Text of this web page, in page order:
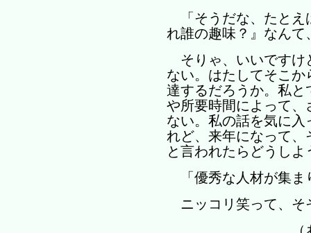
「そうだな、たとえ
れ誰の趣味？』なんて
そりゃ、いいですけ
ない。はたしてそこ
達するだろうか。私
や所要時間によって
ない。私の話を気に
れど、来年になって
と言われたらどうしよ
「優秀な人材が集ま
ニッコリ笑って、そ